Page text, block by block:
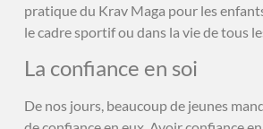
pratique du Krav Maga pour les
le cadre sportif ou dans la vie de tous
La confiance en soi
De nos jours, beaucoup de jeunes